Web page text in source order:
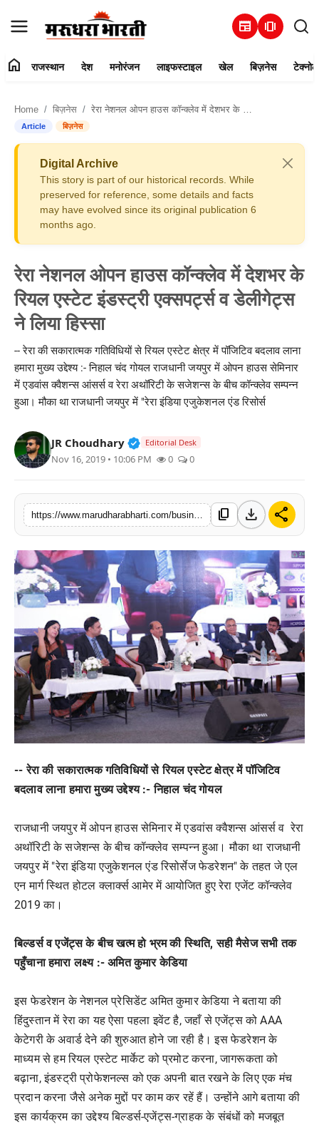
newspaper amp_stories
संपर्क करें
राजस्थान
मनोरंजन
लाइफस्टाइल
खेल
टेक्नोलॉजी
शिक्षा
वीडियो
home राजस्थान देश मनोरंजन लाइफस्टाइल खेल बिज़नेस
Home बिज़नेस रेरा नेशनल ओपन हाउस कॉन्क्लेव में देशभर के रियल एस्टेट इंडस्ट्री एक्सपर्ट्स व डेलीगेट्स ने लिया हिस्सा
Article बिज़नेस
Digital Archive
This story is part of our historical records. While
preserved for reference, some details and facts
may have evolved since its original publication 6
months ago.
रेरा नेशनल ओपन हाउस कॉन्क्लेव में देशभर के
रियल एस्टेट इंडस्ट्री एक्सपर्ट्स व डेलीगेट्स
ने लिया हिस्सा
-- रेरा की सकारात्मक गतिविधियों से रियल एस्टेट क्षेत्र में पॉजिटिव बदलाव लाना
हमारा मुख्य उद्देश्य :- निहाल चंद गोयल राजधानी जयपुर में ओपन हाउस सेमिनार
में एडवांस क्वैशन्स आंसर्स व रेरा अथॉरिटी के सजेशन्स के बीच कॉन्क्लेव सम्पन्न
हुआ। मौका था राजधानी जयपुर में "रेरा इंडिया एजुकेशनल एंड रिसोर्स
JR Choudhary Verified Public Figure • 30 Mar,
Editorial Desk
Nov 16, 2019 • 10:06 PM 0 0
content_copy download share
-- रेरा की सकारात्मक गतिविधियों से रियल एस्टेट क्षेत्र में पॉजिटिव
बदलाव लाना हमारा मुख्य उद्देश्य :- निहाल चंद गोयल
राजधानी जयपुर में ओपन हाउस सेमिनार में एडवांस क्वैशन्स आंसर्स व रेरा
अथॉरिटी के सजेशन्स के बीच कॉन्क्लेव सम्पन्न हुआ। मौका था राजधानी
जयपुर में "रेरा इंडिया एजुकेशनल एंड रिसोर्सेज फेडरेशन" के तहत जे एल
एन मार्ग स्थित होटल क्लार्क्स आमेर में आयोजित हुए रेरा एजेंट कॉन्क्लेव
2019 का।
बिल्डर्स व एजेंट्स के बीच खत्म हो भ्रम की स्थिति, सही मैसेज सभी तक
पहुँचाना हमारा लक्ष्य :- अमित कुमार केडिया
इस फेडरेशन के नेशनल प्रेसिडेंट अमित कुमार केडिया ने बताया की
हिंदुस्तान में रेरा का यह ऐसा पहला इवेंट है, जहाँ से एजेंट्स को AAA
केटेगरी के अवार्ड देने की शुरुआत होने जा रही है। इस फेडरेशन के
माध्यम से हम रियल एस्टेट मार्केट को प्रमोट करना, जागरूकता को
बढ़ाना, इंडस्ट्री प्रोफेशनल्स को एक अपनी बात रखने के लिए एक मंच
प्रदान करना जैसे अनेक मुद्दों पर काम कर रहें हैं। उन्होंने आगे बताया की
इस कार्यक्रम का उद्देश्य बिल्डर्स-एजेंट्स-ग्राहक के संबंधों को मजबूत